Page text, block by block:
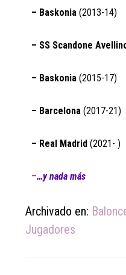
– Baskonia(2013-14)
– SS Scandone
– Baskonia(2015-17)
– Barcelona (2017-21)
– Real Madrid(2021- )
–…y nada más
Archivado en:
Jugadores